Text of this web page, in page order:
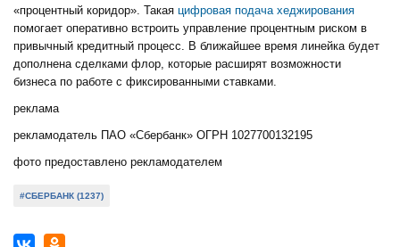
«процентный коридор». Такая цифровая подача хеджирования
помогает оперативно встроить управление процентным риском в
привычный кредитный процесс. В ближайшее время линейка будет
дополнена сделками флор, которые расширят возможности
бизнеса по работе с фиксированными ставками.
реклама
рекламодатель ПАО «Сбербанк» ОГРН 1027700132195
фото предоставлено рекламодателем
#СБЕРБАНК (1237)